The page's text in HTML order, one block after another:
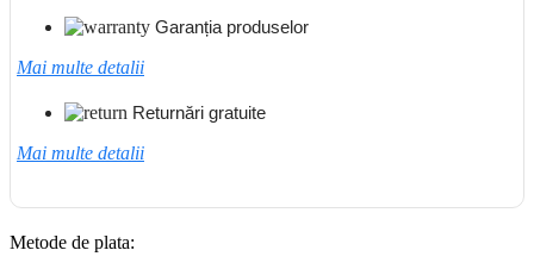
Garanția produselor
Mai multe detalii
Returnări gratuite
Mai multe detalii
Metode de plata: